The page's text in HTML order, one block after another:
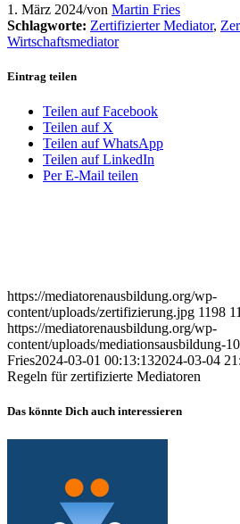
1. März 2024/von Martin Fries
Schlagworte: Zertifizierter Mediator,
Wirtschaftsmediator
Eintrag teilen
Teilen auf Facebook
Teilen auf X
Teilen auf WhatsApp
Teilen auf LinkedIn
Per E-Mail teilen
https://mediatorenausbildung.org/wp-
content/uploads/zertifizierung.jpg 1198
https://mediatorenausbildung.org/wp-
content/uploads/mediationsausbildung-
Fries2024-03-01 00:13:132024-03-04
Regeln für zertifizierte Mediatoren
Das könnte Dich auch interessieren